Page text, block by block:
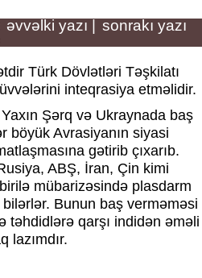
əvvəlki yazı | sonrakı yazı
Türk Dövlətləri Təşkilatı
inteqrasiya etməlidir.
Şərq və Ukraynada baş
böyük Avrasiyanın siyasi
gətirib çıxarıb.
ABŞ, İran, Çin kimi
mübarizəsində plasdarm
Bunun baş verməməsi
təhdidlərə qarşı indidən əməli
lazımdır.